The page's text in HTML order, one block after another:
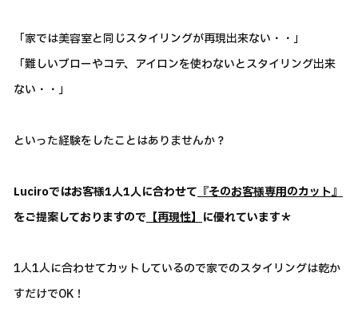
「家では美容室と同じスタイリングが再現出来ない・・」
「難しいブローやコテ、アイロンを使わないとスタイリング出来
ない・・」
といった経験をしたことはありませんか？
Luciroではお客様1人1人に合わせて『そのお客様専用のカット』
をご提案しておりますので【再現性】に優れています＊
1人1人に合わせてカットしているので家でのスタイリングは乾か
すだけでOK！